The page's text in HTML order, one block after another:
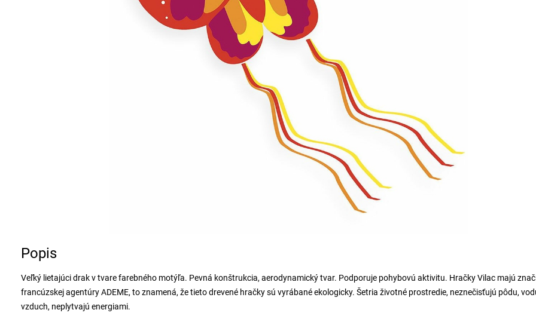
Popis
Veľký lietajúci drak v tvare farebného motýľa. Pevná konštrukcia, aerodynamický tvar. Podporuje pohybovú aktivitu. Hračky Vilac majú
francúzskej agentúry ADEME, to znamená, že tieto drevené hračky sú vyrábané ekologicky. Šetria životné prostredie, neznečisťujú pôdu,
vzduch, neplytvajú energiami.